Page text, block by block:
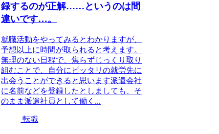
録するのが正解……というのは間
違いです…。
就職活動をやってみるとわかりますが、
予想以上に時間が取られると考えます。
無理のない日程で、焦らずじっくり取り
組むことで、自分にピッタリの就労先に
出会うことができると思います派遣会社
に名前などを登録したとしましても、そ
のまま派遣社員として働く...
転職